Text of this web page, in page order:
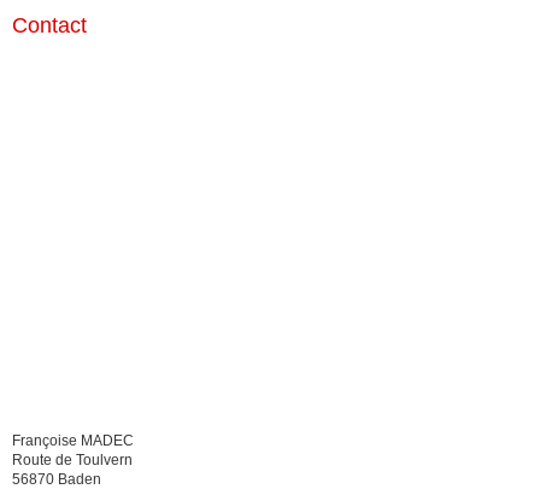
Contact
Françoise MADEC
Route de Toulvern
56870 Baden